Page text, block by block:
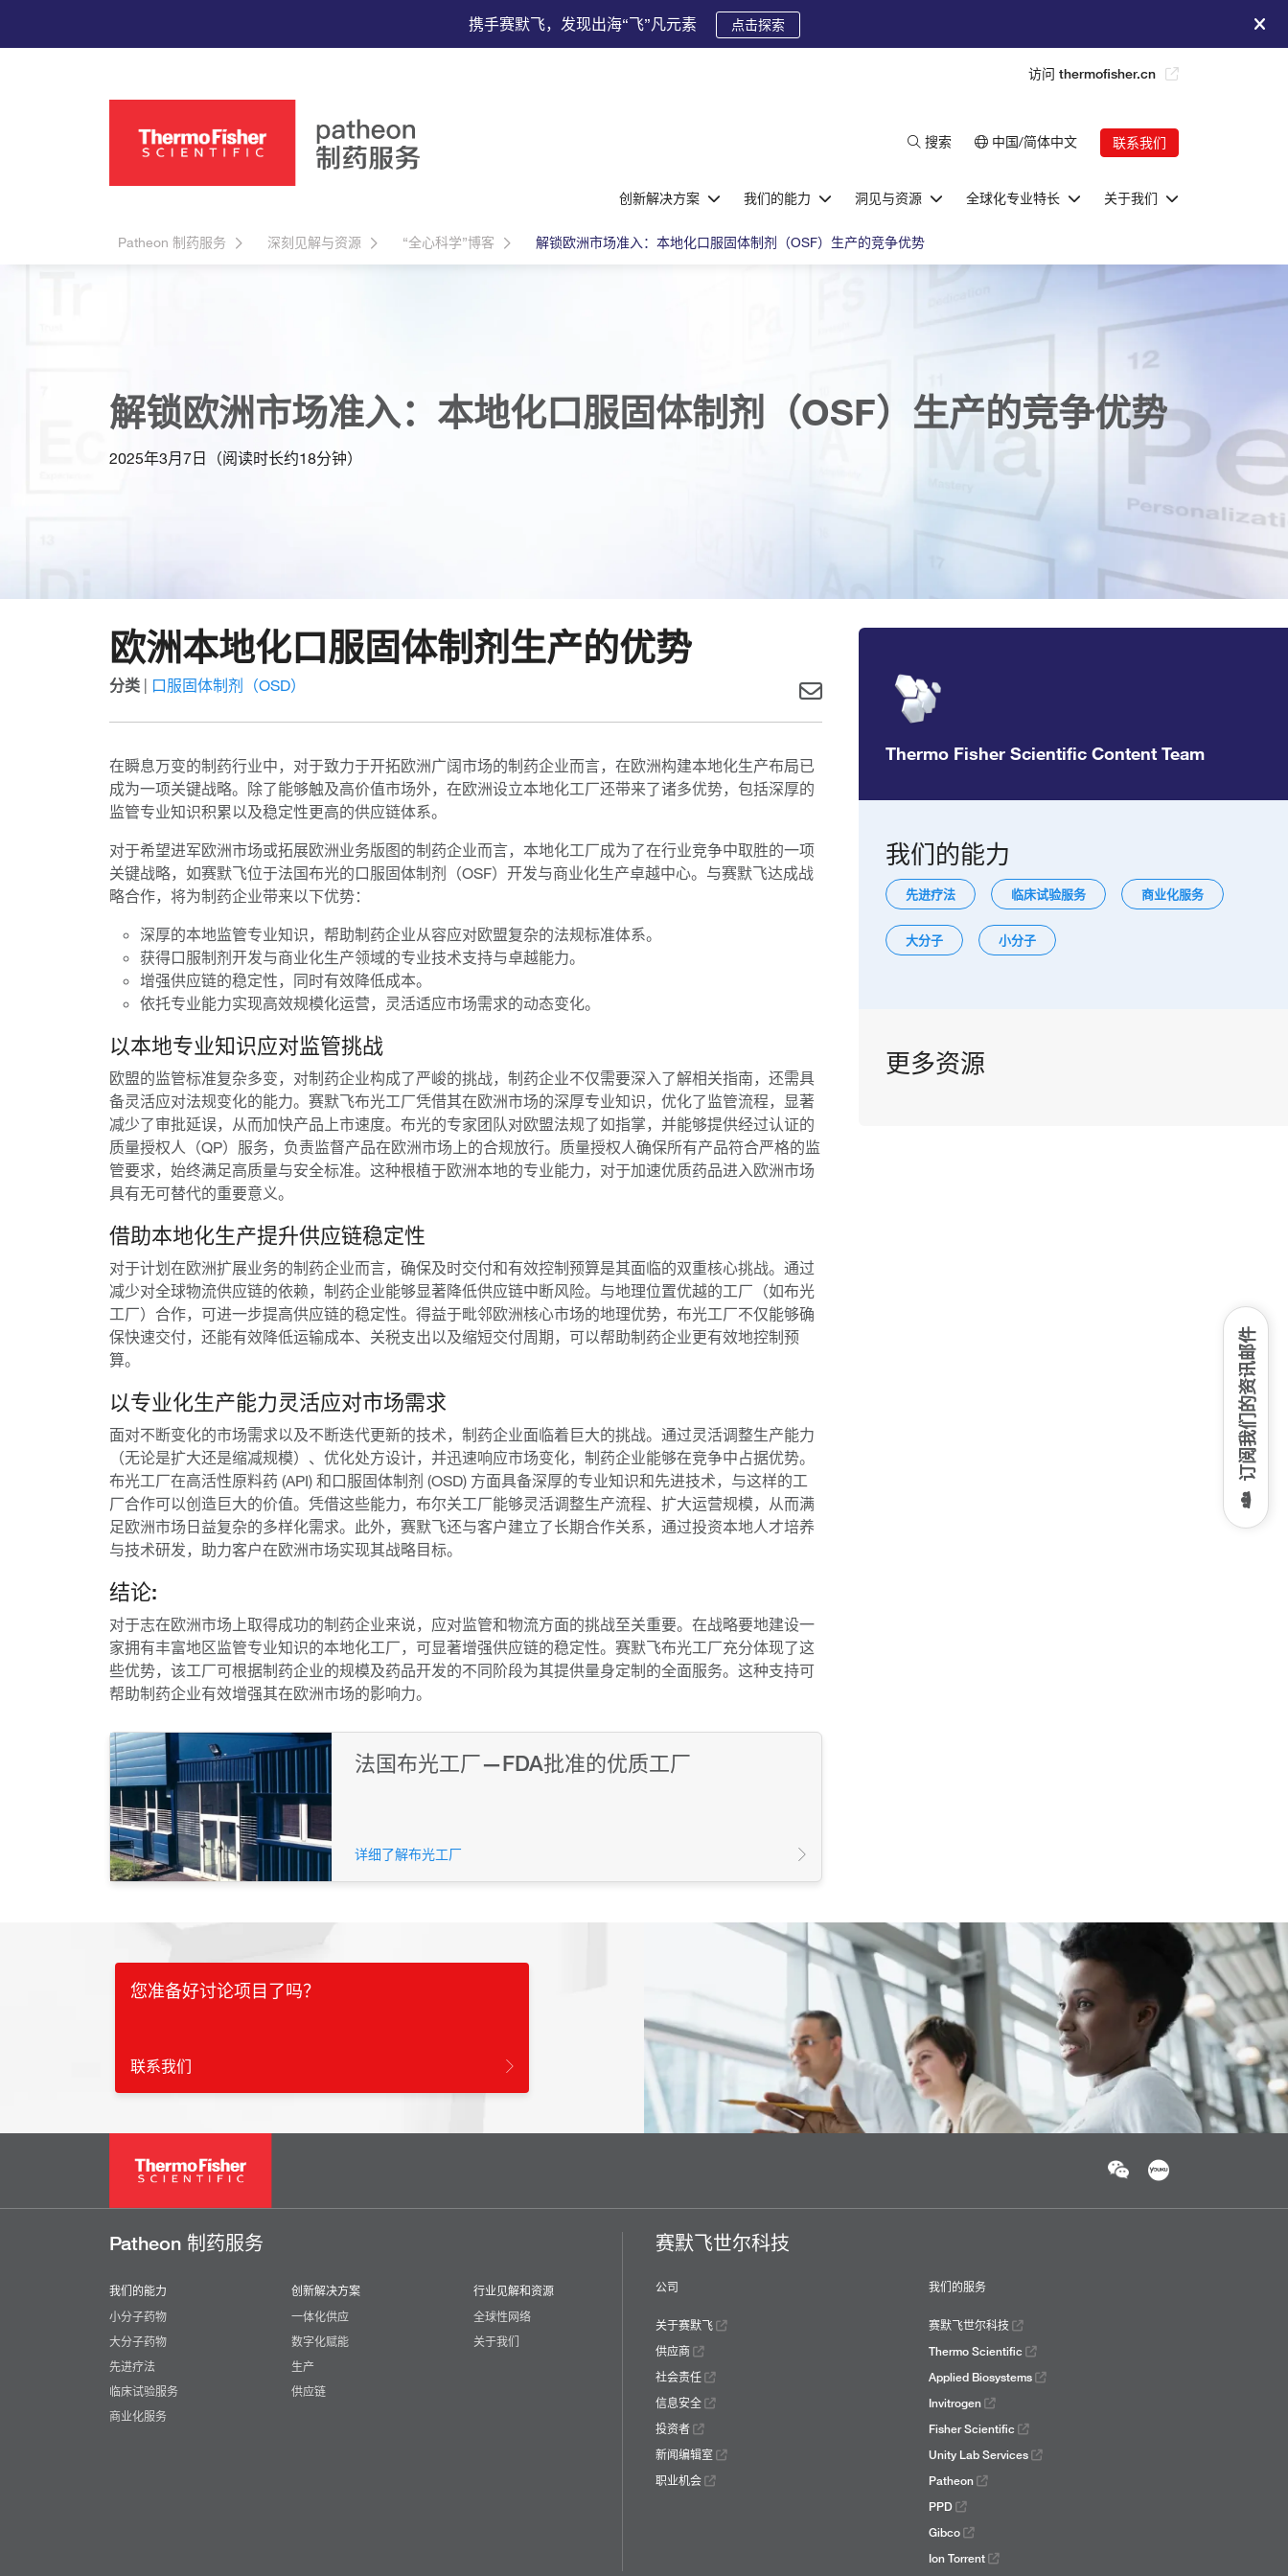
携手赛默飞，发现出海“飞”凡元素 点击探索
访问 thermofisher.cn
搜索 中国/简体中文 联系我们
创新解决方案 我们的能力 洞见与资源 全球化专业特长 关于我们
Patheon 制药服务 深刻见解与资源 “全心科学”博客 解锁欧洲市场准入：本地化口服固体制剂（OSF）生产的竞争优势
订阅我们的资讯邮件
解锁欧洲市场准入：本地化口服固体制剂（OSF）生产的竞争优势
2025年3月7日（阅读时长约18分钟）
欧洲本地化口服固体制剂生产的优势
分类 | 口服固体制剂（OSD）
在瞬息万变的制药行业中，对于致力于开拓欧洲广阔市场的制药企业而言，在欧洲构建本地化生产布局已
成为一项关键战略。除了能够触及高价值市场外，在欧洲设立本地化工厂还带来了诸多优势，包括深厚的
监管专业知识积累以及稳定性更高的供应链体系。
对于希望进军欧洲市场或拓展欧洲业务版图的制药企业而言，本地化工厂成为了在行业竞争中取胜的一项
关键战略，如赛默飞位于法国布光的口服固体制剂（OSF）开发与商业化生产卓越中心。与赛默飞达成战
略合作，将为制药企业带来以下优势：
深厚的本地监管专业知识，帮助制药企业从容应对欧盟复杂的法规标准体系。
获得口服制剂开发与商业化生产领域的专业技术支持与卓越能力。
增强供应链的稳定性，同时有效降低成本。
依托专业能力实现高效规模化运营，灵活适应市场需求的动态变化。
以本地专业知识应对监管挑战
欧盟的监管标准复杂多变，对制药企业构成了严峻的挑战，制药企业不仅需要深入了解相关指南，还需具
备灵活应对法规变化的能力。赛默飞布光工厂凭借其在欧洲市场的深厚专业知识，优化了监管流程，显著
减少了审批延误，从而加快产品上市速度。布光的专家团队对欧盟法规了如指掌，并能够提供经过认证的
质量授权人（QP）服务，负责监督产品在欧洲市场上的合规放行。质量授权人确保所有产品符合严格的监
管要求，始终满足高质量与安全标准。这种根植于欧洲本地的专业能力，对于加速优质药品进入欧洲市场
具有无可替代的重要意义。
借助本地化生产提升供应链稳定性
对于计划在欧洲扩展业务的制药企业而言，确保及时交付和有效控制预算是其面临的双重核心挑战。通过
减少对全球物流供应链的依赖，制药企业能够显著降低供应链中断风险。与地理位置优越的工厂（如布光
工厂）合作，可进一步提高供应链的稳定性。得益于毗邻欧洲核心市场的地理优势，布光工厂不仅能够确
保快速交付，还能有效降低运输成本、关税支出以及缩短交付周期，可以帮助制药企业更有效地控制预
算。
以专业化生产能力灵活应对市场需求
面对不断变化的市场需求以及不断迭代更新的技术，制药企业面临着巨大的挑战。通过灵活调整生产能力
（无论是扩大还是缩减规模）、优化处方设计，并迅速响应市场变化，制药企业能够在竞争中占据优势。
布光工厂在高活性原料药 (API) 和口服固体制剂 (OSD) 方面具备深厚的专业知识和先进技术，与这样的工
厂合作可以创造巨大的价值。凭借这些能力，布尔关工厂能够灵活调整生产流程、扩大运营规模，从而满
足欧洲市场日益复杂的多样化需求。此外，赛默飞还与客户建立了长期合作关系，通过投资本地人才培养
与技术研发，助力客户在欧洲市场实现其战略目标。
结论:
对于志在欧洲市场上取得成功的制药企业来说，应对监管和物流方面的挑战至关重要。在战略要地建设一
家拥有丰富地区监管专业知识的本地化工厂，可显著增强供应链的稳定性。赛默飞布光工厂充分体现了这
些优势，该工厂可根据制药企业的规模及药品开发的不同阶段为其提供量身定制的全面服务。这种支持可
帮助制药企业有效增强其在欧洲市场的影响力。
法国布光工厂—FDA批准的优质工厂
详细了解布光工厂
Thermo Fisher Scientific Content Team
我们的能力
先进疗法 临床试验服务 商业化服务
大分子 小分子
更多资源
您准备好讨论项目了吗？
联系我们
Patheon 制药服务
我们的能力
小分子药物
大分子药物
先进疗法
临床试验服务
商业化服务
创新解决方案
一体化供应
数字化赋能
生产
供应链
行业见解和资源
全球性网络
关于我们
赛默飞世尔科技
公司
关于赛默飞
供应商
社会责任
信息安全
投资者
新闻编辑室
职业机会
我们的服务
赛默飞世尔科技
Thermo Scientific
Applied Biosystems
Invitrogen
Fisher Scientific
Unity Lab Services
Patheon
PPD
Gibco
Ion Torrent